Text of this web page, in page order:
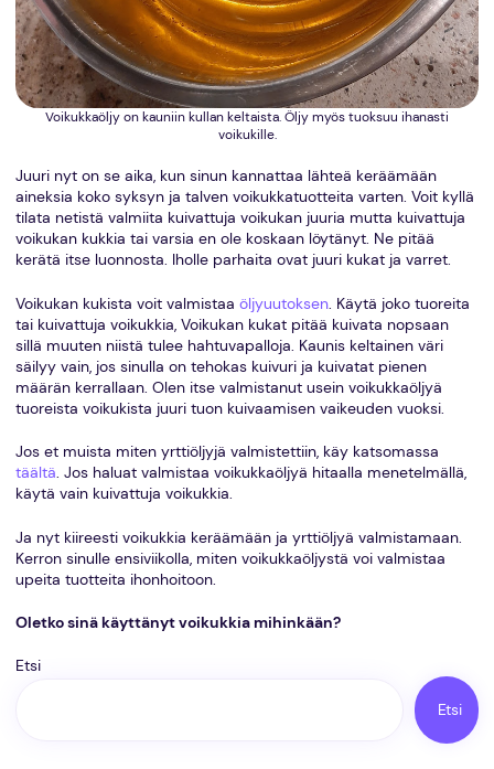
Voikukkaöljy on kauniin kullan keltaista. Öljy myös tuoksuu ihanasti
voikukille.
Juuri nyt on se aika, kun sinun kannattaa lähteä keräämään
aineksia koko syksyn ja talven voikukkatuotteita varten. Voit kyllä
tilata netistä valmiita kuivattuja voikukan juuria mutta kuivattuja
voikukan kukkia tai varsia en ole koskaan löytänyt. Ne pitää
kerätä itse luonnosta. Iholle parhaita ovat juuri kukat ja varret.
Voikukan kukista voit valmistaa öljyuutoksen. Käytä joko tuoreita
tai kuivattuja voikukkia, Voikukan kukat pitää kuivata nopsaan
sillä muuten niistä tulee hahtuvapalloja. Kaunis keltainen väri
säilyy vain, jos sinulla on tehokas kuivuri ja kuivatat pienen
määrän kerrallaan. Olen itse valmistanut usein voikukkaöljyä
tuoreista voikukista juuri tuon kuivaamisen vaikeuden vuoksi.
Jos et muista miten yrttiöljyjä valmistettiin, käy katsomassa
täältä. Jos haluat valmistaa voikukkaöljyä hitaalla menetelmällä,
käytä vain kuivattuja voikukkia.
Ja nyt kiireesti voikukkia keräämään ja yrttiöljyä valmistamaan.
Kerron sinulle ensiviikolla, miten voikukkaöljystä voi valmistaa
upeita tuotteita ihonhoitoon.
Oletko sinä käyttänyt voikukkia mihinkään?
Etsi
Etsi